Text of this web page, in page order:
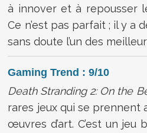
à innover et à repousser
Ce n’est pas parfait ; il y a
sans doute l’un des
Gaming Trend : 9/10
Death Stranding 2: On the
rares jeux qui se prennent
œuvres d’art. C’est un jeu